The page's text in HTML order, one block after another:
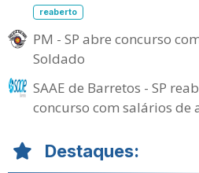
reaberto
PM - SP abre concurso
Soldado
SAAE de Barretos - SP
concurso com salários de
Destaques: